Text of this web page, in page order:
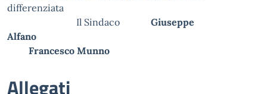
differenziata
Il Sindaco
Giuseppe
Alfano
Francesco Munno
Allegati